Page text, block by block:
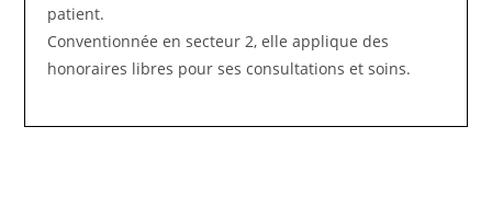
patient.
Conventionnée en secteur 2, elle applique des
honoraires libres pour ses consultations et soins.